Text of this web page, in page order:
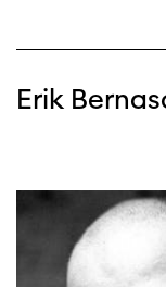
Cette
Erik